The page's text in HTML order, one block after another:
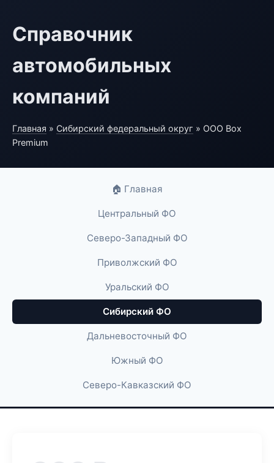
Справочник
автомобильных
компаний
Главная » Сибирский федеральный округ » ООО Box
Premium
🏠 Главная
Центральный ФО
Северо-Западный ФО
Приволжский ФО
Уральский ФО
Сибирский ФО
Дальневосточный ФО
Южный ФО
Северо-Кавказский ФО